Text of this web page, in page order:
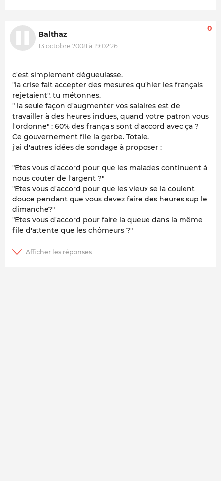
Balthaz
13 octobre 2008 à 19:02:26
0
c'est simplement dégueulasse.
"la crise fait accepter des mesures qu'hier les français
rejetaient". tu métonnes.
" la seule façon d'augmenter vos salaires est de
travailler à des heures indues, quand votre patron vous
l'ordonne" : 60% des français sont d'accord avec ça ?
Ce gouvernement file la gerbe. Totale.
j'ai d'autres idées de sondage à proposer :
"Etes vous d'accord pour que les malades continuent à
nous couter de l'argent ?"
"Etes vous d'accord pour que les vieux se la coulent
douce pendant que vous devez faire des heures sup le
dimanche?"
"Etes vous d'accord pour faire la queue dans la même
file d'attente que les chômeurs ?"